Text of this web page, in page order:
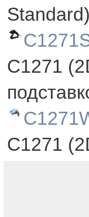
Standard)
C1271
C1271